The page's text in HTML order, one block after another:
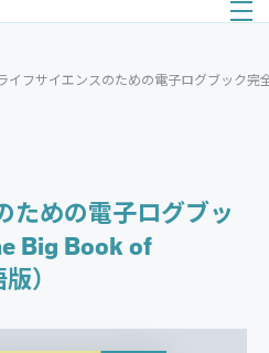
イフサイエンスのための電子ログブック完
ための電子ログブッ
Big Book of
）